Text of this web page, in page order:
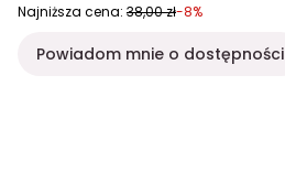
Najniższa cena: 38,00 zł-8%
Powiadom mnie o dostępności